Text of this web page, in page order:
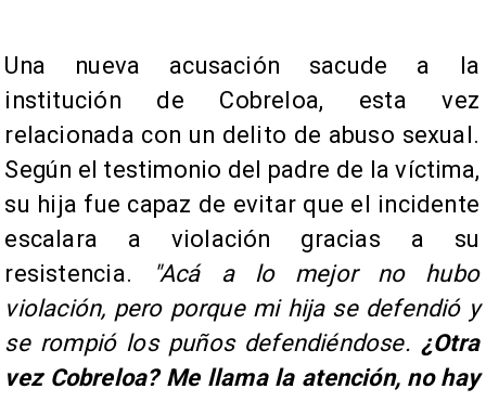
Una nueva acusación sacude a la
institución de Cobreloa, esta vez
relacionada con un delito de abuso sexual.
Según el testimonio del padre de la víctima,
su hija fue capaz de evitar que el incidente
escalara a violación gracias a su
resistencia.
"Acá a lo mejor no hubo
violación, pero porque mi hija se defendió y
se rompió los puños defendiéndose. ¿Otra
vez Cobreloa? Me llama la atención, no hay